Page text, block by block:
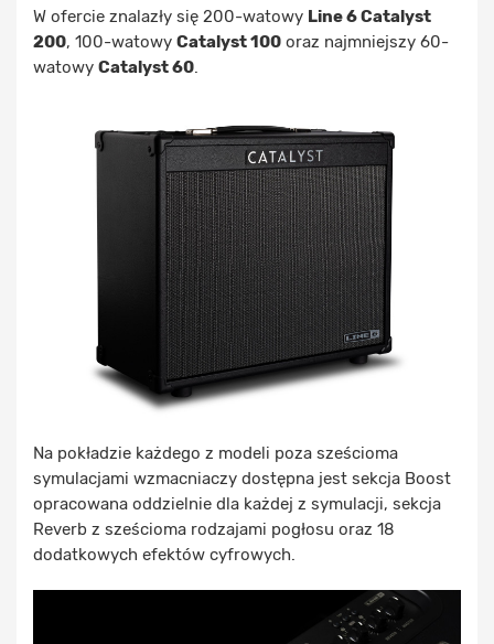
W ofercie znalazły się 200-watowy Line 6 Catalyst
200, 100-watowy Catalyst 100 oraz najmniejszy 60-
watowy Catalyst 60.
Na pokładzie każdego z modeli poza sześcioma
symulacjami wzmacniaczy dostępna jest sekcja Boost
opracowana oddzielnie dla każdej z symulacji, sekcja
Reverb z sześcioma rodzajami pogłosu oraz 18
dodatkowych efektów cyfrowych.